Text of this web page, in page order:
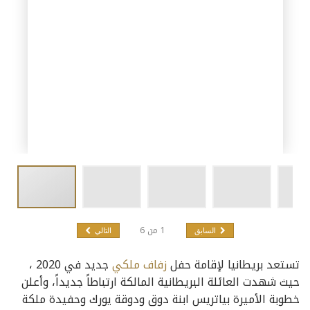
السابق 1 من 6 التالي
تستعد بريطانيا لإقامة حفلزفاف ملكي
جديد في 2020 ،
حيث شهدت العائلة البريطانية المالكة ارتباطاً جديداً، وأعلن
خطوبة الأميرة بياتريس ابنة دوق ودوقة يورك وحفيدة ملكة